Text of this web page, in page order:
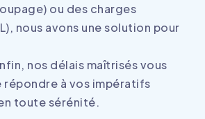
ou des charges
nous avons une solution pour
nos délais maîtrisés vous
à vos impératifs
toute sérénité.